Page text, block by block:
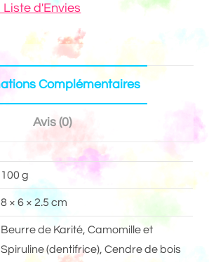
d'Envies
Complémentaires
Avis (0)
100 g
8 × 6 × 2.5 cm
Beurre de Karité, Camomille et
Spiruline (dentifrice), Cendre de bois